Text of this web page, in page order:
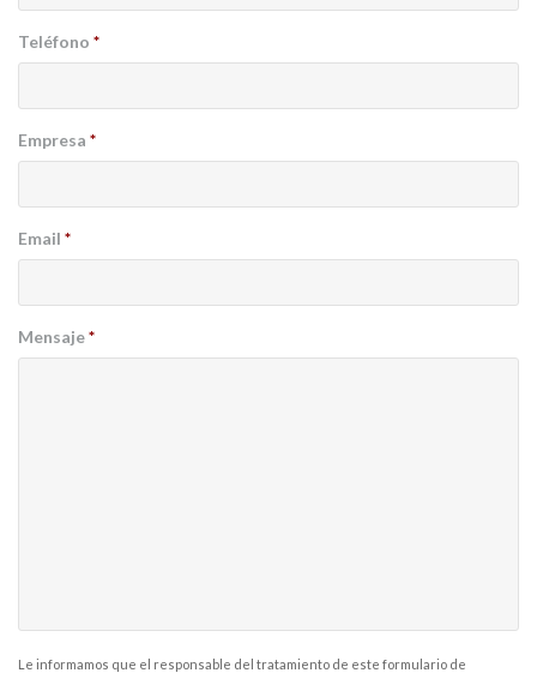
Teléfono *
Empresa *
Email *
Mensaje*
Le informamos que el responsable del tratamiento de este formulario de